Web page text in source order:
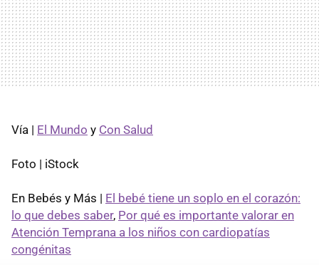
Vía | El Mundo y Con Salud
Foto | iStock
En Bebés y Más | El bebé tiene un soplo en el corazón:
lo que debes saber, Por qué es importante valorar en
Atención Temprana a los niños con cardiopatías
congénitas